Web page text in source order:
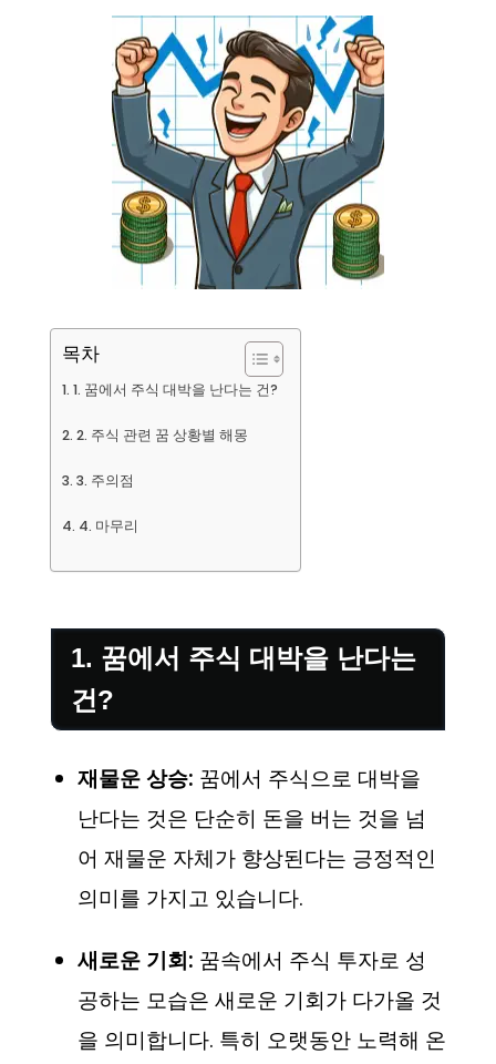
목차
1. 꿈에서 주식 대박을 난다는 건?
2. 주식 관련 꿈 상황별 해몽
3. 주의점
4. 마무리
1. 꿈에서 주식 대박을 난다는
건?
재물운 상승: 꿈에서 주식으로 대박을
난다는 것은 단순히 돈을 버는 것을 넘
어 재물운 자체가 향상된다는 긍정적인
의미를 가지고 있습니다.
새로운 기회: 꿈속에서 주식 투자로 성
공하는 모습은 새로운 기회가 다가올 것
을 의미합니다. 특히 오랫동안 노력해 온